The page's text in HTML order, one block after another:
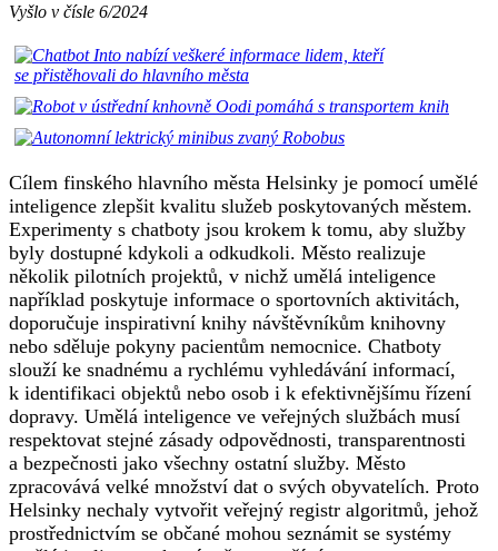
Vyšlo v čísle 6/2024
Cílem finského hlavního města Helsinky je pomocí umělé
inteligence zlepšit kvalitu služeb poskytovaných městem.
Experimenty s chatboty jsou krokem k tomu, aby služby
byly dostupné kdykoli a odkudkoli. Město realizuje
několik pilotních projektů, v nichž umělá inteligence
například poskytuje informace o sportovních aktivitách,
doporučuje inspirativní knihy návštěvníkům knihovny
nebo sděluje pokyny pacientům nemocnice. Chatboty
slouží ke snadnému a rychlému vyhledávání informací,
k identifikaci objektů nebo osob i k efektivnějšímu řízení
dopravy. Umělá inteligence ve veřejných službách musí
respektovat stejné zásady odpovědnosti, transparentnosti
a bezpečnosti jako všechny ostatní služby. Město
zpracovává velké množství dat o svých obyvatelích. Proto
Helsinky nechaly vytvořit veřejný registr algoritmů, jehož
prostřednictvím se občané mohou seznámit se systémy